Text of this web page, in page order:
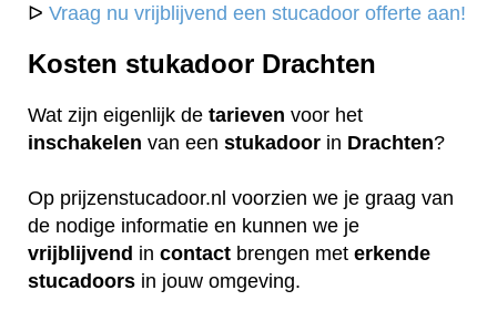
ᐅ Vraag nu vrijblijvend een stucadoor offerte aan!
Kosten stukadoor Drachten
Wat zijn eigenlijk de tarieven voor het
inschakelen van een stukadoor in Drachten?
Op prijzenstucadoor.nl voorzien we je graag van
de nodige informatie en kunnen we je
vrijblijvend in contact brengen met erkende
stucadoors in jouw omgeving.